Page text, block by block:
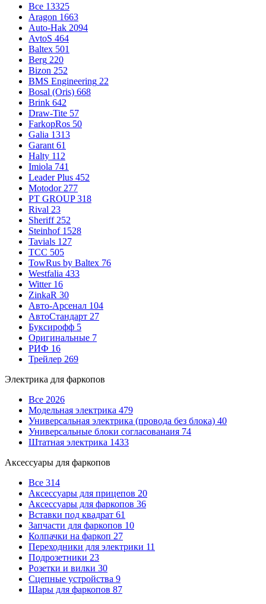
Все 13325
Aragon 1663
Auto-Hak 2094
AvtoS 464
Baltex 501
Berg 220
Bizon 252
BMS Engineering 22
Bosal (Oris) 668
Brink 642
Draw-Tite 57
FarkopRos 50
Galia 1313
Garant 61
Halty 112
Imiola 741
Leader Plus 452
Motodor 277
PT GROUP 318
Rival 23
Sheriff 252
Steinhof 1528
Tavials 127
TCC 505
TowRus by Baltex 76
Westfalia 433
Witter 16
ZinkaR 30
Авто-Арсенал 104
АвтоСтандарт 27
Буксирофф 5
Оригинальные 7
РИФ 16
Трейлер 269
Электрика для фаркопов
Все 2026
Модельная электрика 479
Универсальная электрика (провода без блока) 40
Универсальные блоки согласованаия 74
Штатная электрика 1433
Аксессуары для фаркопов
Все 314
Аксессуары для прицепов 20
Аксессуары для фаркопов 36
Вставки под квадрат 61
Запчасти для фаркопов 10
Колпачки на фаркоп 27
Переходники для электрики 11
Подрозетники 23
Розетки и вилки 30
Сцепные устройства 9
Шары для фаркопов 87